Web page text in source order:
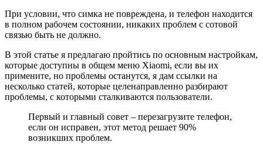
При условии, что симка не повреждена, и телефон находится
в полном рабочем состоянии, никаких проблем с сотовой
связью быть не должно.
В этой статье я предлагаю пройтись по основным настройкам,
которые доступны в общем меню Xiaomi, если вы их
примените, но проблемы останутся, я дам ссылки на
несколько статей, которые целенаправленно разбирают
проблемы, с которыми сталкиваются пользователи.
Первый и главный совет – перезагрузите телефон,
если он исправен, этот метод решает 90%
возникших проблем.